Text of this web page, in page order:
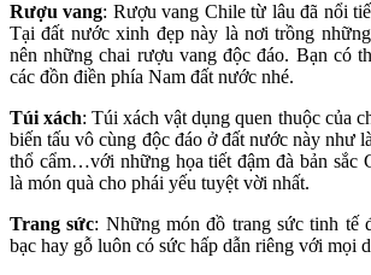
Rượu vang: Rượu vang Chile từ lâu đã nổi
Tại đất nước xinh đẹp này là nơi trồng
nên những chai rượu vang độc đáo. Bạn có
các đồn điền phía Nam đất nước nhé.
Túi xách: Túi xách vật dụng quen thuộc của
biến tấu vô cùng độc đáo ở đất nước này như
thổ cẩm…với những họa tiết đậm đà bản sắc
là món quà cho phái yếu tuyệt vời nhất.
Trang sức: Những món đồ trang sức tinh tế
bạc hay gỗ luôn có sức hấp dẫn riêng với mọi